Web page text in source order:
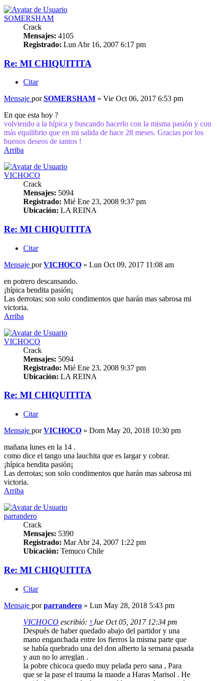
SOMERSHAM
Crack
Mensajes: 4105
Registrado: Lun Abr 16, 2007 6:17 pm
Re: MI CHIQUITITA
Citar
Mensaje porSOMERSHAM » Vie Oct 06, 2017 6:53 pm
En que esta hoy ?
volviendo a la hípica y buscando hacerlo con la misma pasión y con
más equilibrio que en mi salida de hace 28 meses. Gracias por los
buenos deseos de tantos !
Arriba
VICHOCO
Crack
Mensajes: 5094
Registrado: Mié Ene 23, 2008 9:37 pm
Ubicación: LA REINA
Re: MI CHIQUITITA
Citar
Mensaje porVICHOCO » Lun Oct 09, 2017 11:08 am
en potrero descansando.
¡hípica bendita pasión¡
Las derrotas; son solo condimentos que harán mas sabrosa mi
victoria.
Arriba
VICHOCO
Crack
Mensajes: 5094
Registrado: Mié Ene 23, 2008 9:37 pm
Ubicación: LA REINA
Re: MI CHIQUITITA
Citar
Mensaje porVICHOCO » Dom May 20, 2018 10:30 pm
mañana lunes en la 14 .
como dice el tango una lauchita que es largar y cobrar.
¡hípica bendita pasión¡
Las derrotas; son solo condimentos que harán mas sabrosa mi
victoria.
Arriba
parrandero
Crack
Mensajes: 5390
Registrado: Mar Abr 24, 2007 1:22 pm
Ubicación: Temuco Chile
Re: MI CHIQUITITA
Citar
Mensaje porparrandero » Lun May 28, 2018 5:43 pm
VICHOCO escribió: ↑Jue Oct 05, 2017 12:34 pm
Después de haber quedado abajo del partidor y una
mano enganchada entre los fierros la misma parte que
se había quebrado una del don alberto la semana pasada
y aun no lo arreglan .
la pobre chicoca quedo muy pelada pero sana , Para
que se la pase el trauma la mande a Haras Marisol . He